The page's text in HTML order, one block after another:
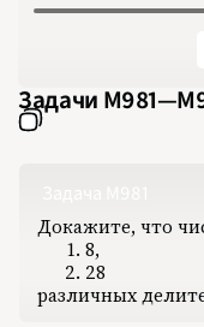
Задачи
Докажите, что
8,
28
различных